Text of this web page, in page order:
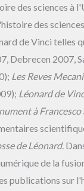
des sciences à
des
de Vinci telles
Debrecen 2007,
Les Reves
Léonard de
à
de Léonard.
de la
publications sur